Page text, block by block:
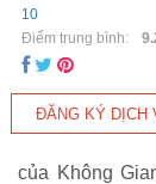
10
Điểm trung bình:
của Không